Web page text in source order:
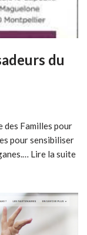
du
des Familles pour
pour sensibiliser
Lire la suite